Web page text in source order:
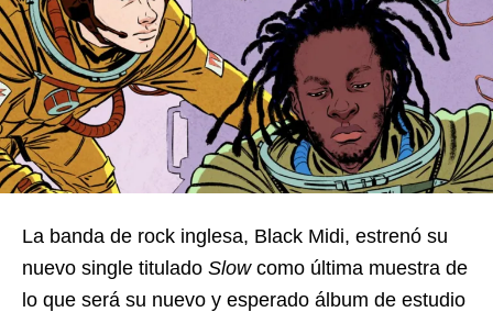
La banda de rock inglesa, Black Midi, estrenó su
nuevo single titulado Slowcomo última muestra de
lo que será su nuevo y esperado álbum de estudio